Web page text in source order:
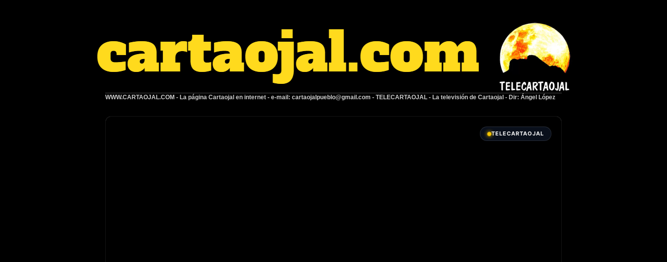
WWW.CARTAOJAL.COM - La página Cartaojal en internet - e-mail: cartaojalpueblo@gmail.com - TELECARTAOJAL - La televisión de Cartaojal - Dir: Ángel López
TELECARTAOJAL